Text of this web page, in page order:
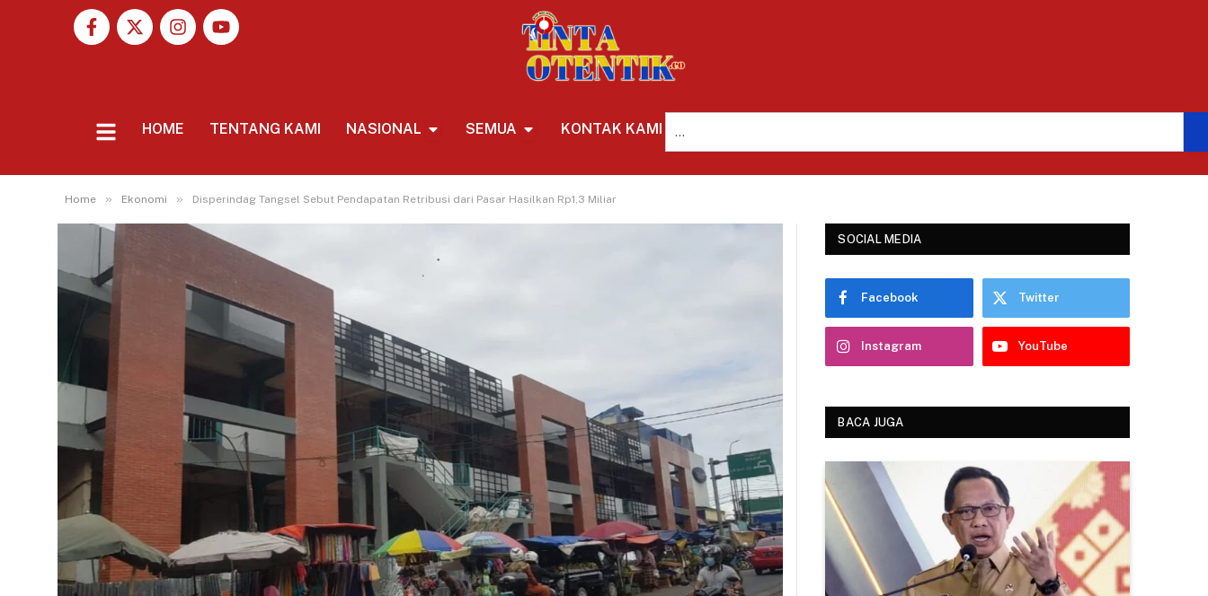
HOME TENTANG KAMI NASIONAL SEMUA KONTAK KAMI
Home » Ekonomi » Disperindag Tangsel Sebut Pendapatan Retribusi dari Pasar Hasilkan Rp1,3 Miliar
SOCIAL MEDIA
Facebook Twitter
Instagram YouTube
BACA JUGA